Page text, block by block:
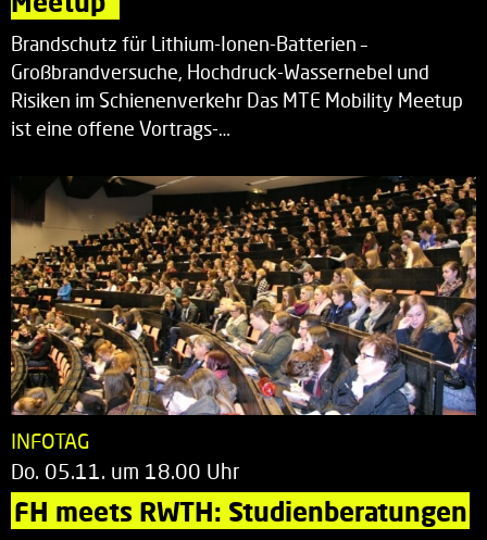
Brandschutz für Lithium-Ionen-Batterien –
Großbrandversuche, Hochdruck-Wassernebel und
Risiken im Schienenverkehr Das MTE Mobility Meetup
ist eine offene Vortrags-…
INFOTAG
Do. 05.11. um 18.00 Uhr
FH meets RWTH: Studienberatungen